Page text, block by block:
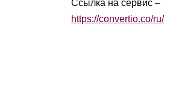
Ссылка на сервис –
https://convertio.co/ru/